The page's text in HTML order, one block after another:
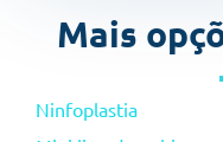
Mais
Ninfoplastia